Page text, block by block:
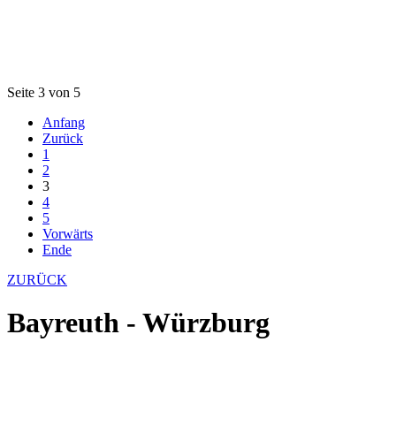
Seite 3 von 5
Anfang
Zurück
1
2
3
4
5
Vorwärts
Ende
ZURÜCK
Bayreuth - Würzburg